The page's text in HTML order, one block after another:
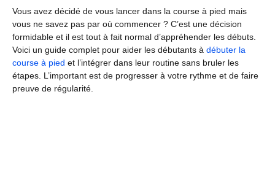
Vous avez décidé de vous lancer dans la course à pied mais
vous ne savez pas par où commencer ? C’est une décision
formidable et il est tout à fait normal d’appréhender les débuts.
Voici un guide complet pour aider les débutants à débuter la
course à pied et l’intégrer dans leur routine sans bruler les
étapes. L’important est de progresser à votre rythme et de faire
preuve de régularité.